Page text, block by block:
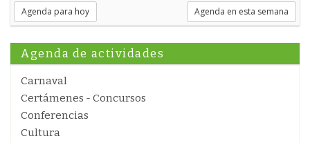
Agenda para hoy Agenda en esta semana
Agenda de actividades
Carnaval
Certámenes - Concursos
Conferencias
Cultura